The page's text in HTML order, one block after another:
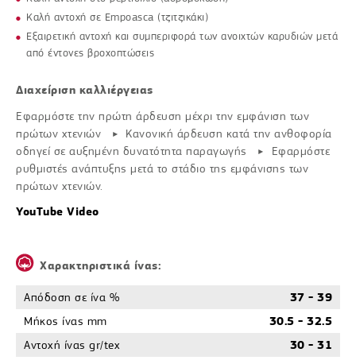
Καλή αντοχή σε Εmpoasca (τζιτζικάκι)
Εξαιρετική αντοχή και συµπεριφορά των ανοιχτών καρυδιών µετά
από έντονες βροχοπτώσεις
Διαχείριση καλλιέργειας
Εφαρµόστε την πρώτη άρδευση µέχρι την εµφάνιση των
πρώτων χτενιών
‣
Κανονική άρδευση κατά την ανθοφορία
οδηγεί σε αυξηµένη δυνατότητα παραγωγής ‣
Εφαρµόστε
ρυθµιστές ανάπτυξης µετά το στάδιο της εµφάνισης των
πρώτων χτενιών.
YouTube Video
Χαρακτηριστικά ίνας:
Απόδοση σε ίνα %
37 - 39
Μήκος ίνας mm
30.5 - 32.5
Αντοχή ίνας gr/tex
30 - 31